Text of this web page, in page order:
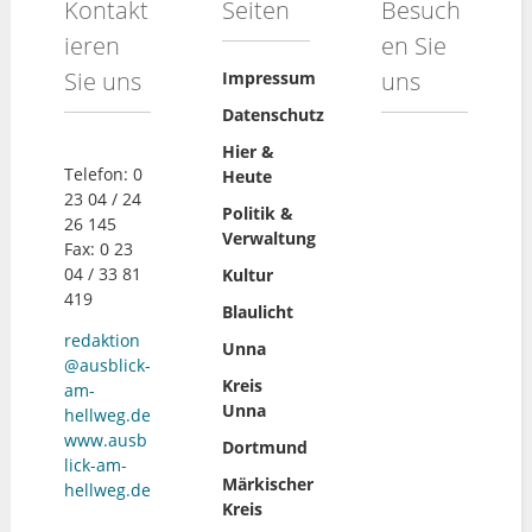
Kontakt
ieren
Sie uns
Telefon: 0
23 04 / 24
26 145
Fax: 0 23
04 / 33 81
419
redaktion
@ausblick-
am-
hellweg.de
www.ausb
lick-am-
hellweg.de
Seiten
Impressum
Datenschutz
Hier &
Heute
Politik &
Verwaltung
Kultur
Blaulicht
Unna
Kreis
Unna
Dortmund
Märkischer
Kreis
Besuch
en Sie
uns